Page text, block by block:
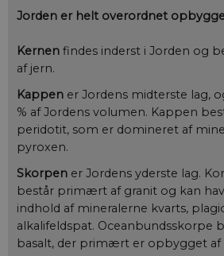
Jorden er helt overordnet
Kernen findes inderst i Jorden og
af jern.
Kappen er Jordens midterste lag,
% af Jordens volumen. Kappen
peridotit, som er domineret af
pyroxen.
Skorpen er Jordens yderste lag.
består primært af granit og kan
indhold af mineralerne kvarts,
alkalifeldspat. Oceanbundsskorpe
basalt, der primært er opbygget af